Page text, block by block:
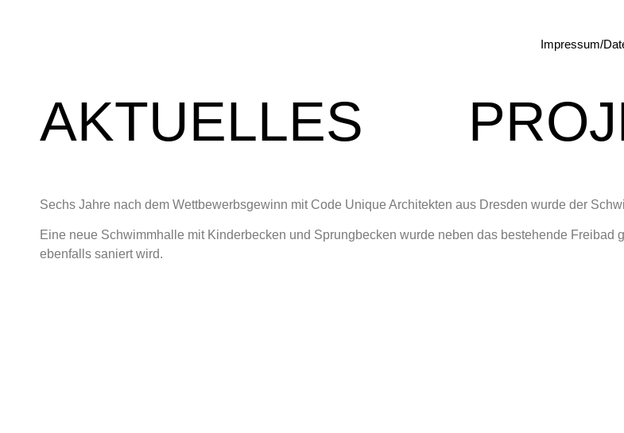
Impressum/
AKTUELLES
Sechs Jahre nach dem Wettbewerbsgewinn mit Code Unique Architekten aus Dresden wurde der
Eine neue Schwimmhalle mit Kinderbecken und Sprungbecken wurde neben das bestehende
ebenfalls saniert wird.